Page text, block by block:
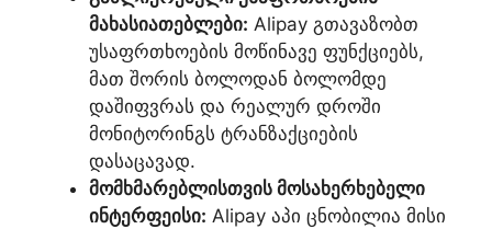
მახასიათებლები: Alipay გთავაზობთ
უსაფრთხოების მოწინავე ფუნქციებს,
მათ შორის ბოლოდან ბოლომდე
დაშიფვრას და რეალურ დროში
მონიტორინგს ტრანზაქციების
დასაცავად.
მომხმარებლისთვის მოსახერხებელი
ინტერფეისი: Alipay აპი ცნობილია მისი